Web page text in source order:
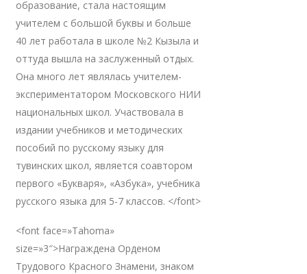
образование, стала настоящим
учителем с большой буквы и больше
40 лет работала в школе №2 Кызыла и
оттуда вышла на заслуженный отдых.
Она много лет являлась учителем-
экспериментатором Московского НИИ
национальных школ. Участвовала в
издании учебников и методических
пособий по русскому языку для
тувинских школ, является соавтором
первого «Букваря», «Азбука», учебника
русского языка для 5-7 классов. </font>
<font face=»Tahoma»
size=»3″>Награждена Орденом
Трудового Красного Знамени, знаком